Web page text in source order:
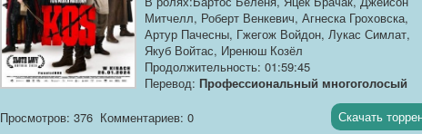
условиям, Леонард и жители деревни готовятся к
взрывной финальной схватке. Мужество и
выносливость героев — движущая сила их
финальной битвы с врагом.
Митчелл, Роберт Венкевич, Агнеска Гроховска,
Артур Пачесны, Гжегож Войдон, Лукас Симлат,
Якуб Войтас, Иренюш Козёл
Продолжительность: 01:59:45
Перевод: Профессиональный многоголосый
Просмотров: 376 Комментариев: 0 Скачать